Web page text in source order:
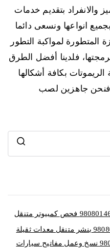
والانفراد بتقديم خدمات
انواعها ونسعى دائما
المتطورة لمواكبة التطور
فلدينا أفضل الطرق
بكافة أشكالها
فنحن جاهزين لصب
مفاتيح السيارات الالمانية 98080146‬ نسخ وعمل مفاتيح سيارات